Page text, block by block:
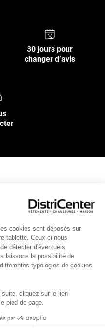
cookies sont déposés sur
tablette. Ceux-ci nous
détecter d'éventuels
laissons la possibilité de
typologies de cookies.
suite, cliquez sur le lien
pied de page.
par
30 jours pour
changer d’avis